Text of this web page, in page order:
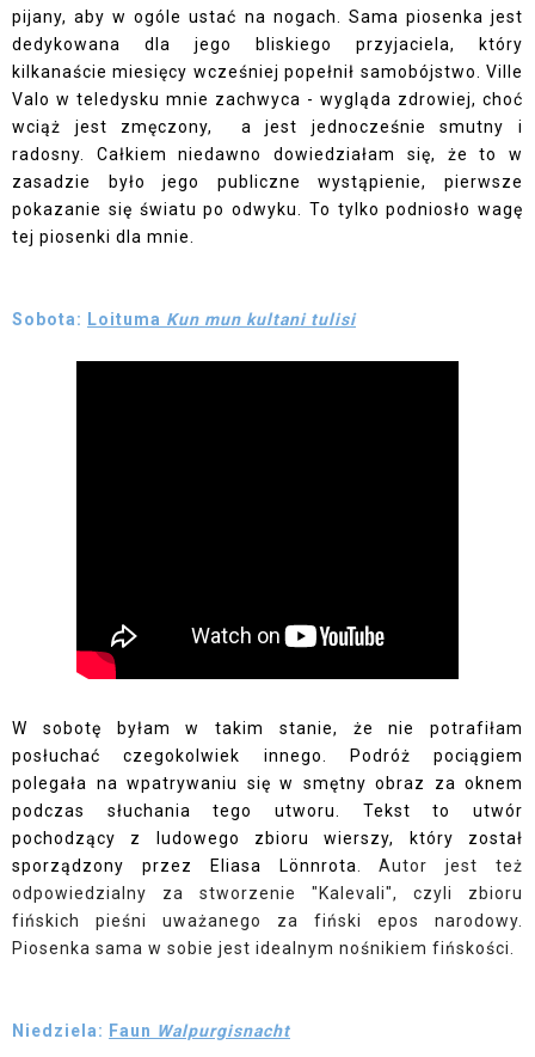
pijany, aby w ogóle ustać na nogach. Sama piosenka jest
dedykowana dla jego bliskiego przyjaciela, który
kilkanaście miesięcy wcześniej popełnił samobójstwo. Ville
Valo w teledysku mnie zachwyca - wygląda zdrowiej, choć
wciąż jest zmęczony, a jest jednocześnie smutny i
radosny. Całkiem niedawno dowiedziałam się, że to w
zasadzie było jego publiczne wystąpienie, pierwsze
pokazanie się światu po odwyku. To tylko podniosło wagę
tej piosenki dla mnie.
Sobota: Loituma Kun mun kultani tulisi
W sobotę byłam w takim stanie, że nie potrafiłam
posłuchać czegokolwiek innego. Podróż pociągiem
polegała na wpatrywaniu się w smętny obraz za oknem
podczas słuchania tego utworu. Tekst to utwór
pochodzący z ludowego zbioru wierszy, który został
sporządzony przez Eliasa Lönnrota . Autor jest też
odpowiedzialny za stworzenie "Kalevali", czyli zbioru
fińskich pieśni uważanego
za fiński epos narodowy.
Piosenka sama w sobie jest idealnym nośnikiem fińskości.
Niedziela: Faun Walpurgisnacht